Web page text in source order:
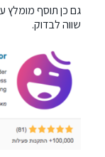
גם כן תוסף מומלץ
שווה לבדוק.